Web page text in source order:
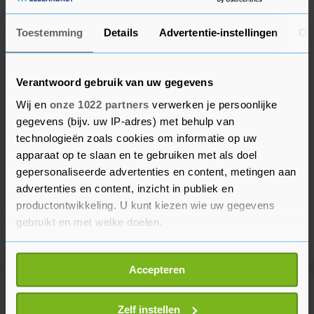
Toestemming Details Advertentie-instellingen
Verantwoord gebruik van uw gegevens
Wij en onze 1022 partners verwerken je persoonlijke
gegevens (bijv. uw IP-adres) met behulp van
technologieën zoals cookies om informatie op uw
apparaat op te slaan en te gebruiken met als doel
gepersonaliseerde advertenties en content, metingen aan
advertenties en content, inzicht in publiek en
productontwikkeling. U kunt kiezen wie uw gegevens
gebruikt en met welke doelen.
Als u het toestaat, willen we ook graag:
Informatie verzamelen over uw geografische
locatie, die tot een paar meter nauwkeurig kan zijn
Uw apparaat identificeren door het actief te
Accepteren
Zelf instellen
Meer uit Buitenland